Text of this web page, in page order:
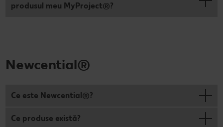
produsul meu MyProject®?
Newcential®
Ce este Newcential®?
Ce produse există?